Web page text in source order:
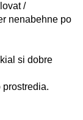
/
nenabehne po
si dobre
prostredia.